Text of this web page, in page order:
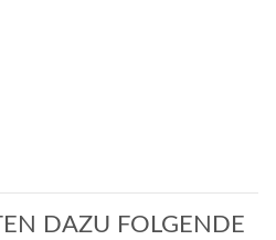
DAZU FOLGENDE